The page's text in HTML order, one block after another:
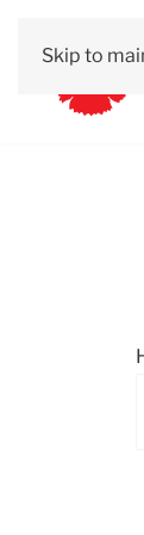
Skip to